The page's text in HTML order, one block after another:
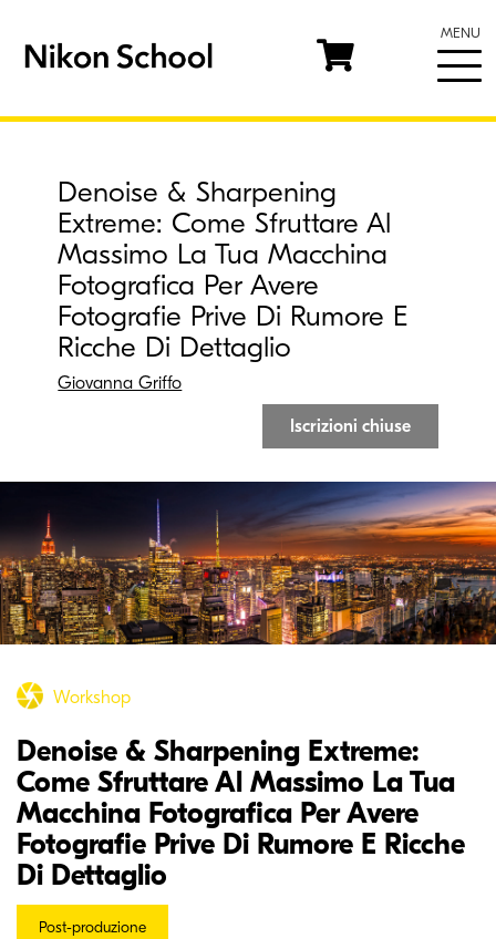
MENU
Denoise & Sharpening
Extreme: Come Sfruttare Al
Massimo La Tua Macchina
Fotografica Per Avere
Fotografie Prive Di Rumore E
Ricche Di Dettaglio
Giovanna Griffo
Iscrizioni chiuse
Workshop
Denoise & Sharpening Extreme:
Come Sfruttare Al Massimo La Tua
Macchina Fotografica Per Avere
Fotografie Prive Di Rumore E Ricche
Di Dettaglio
Post-produzione